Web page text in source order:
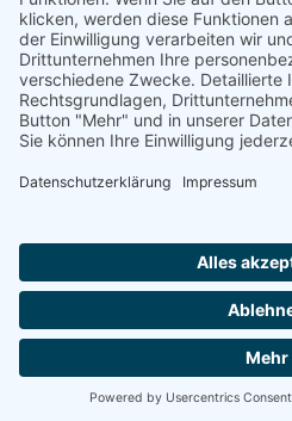
ÜBUNGSLEITERZUWENDUNGEN
INTERNE DOKUMENTE
Impressum
Datenschutz